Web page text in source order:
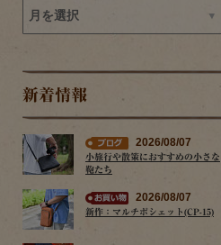
新着情報
2026/08/07
小旅行や散策におすすめの小さな
鞄たち
2026/08/07
新作：マルチポシェット(CP-15)